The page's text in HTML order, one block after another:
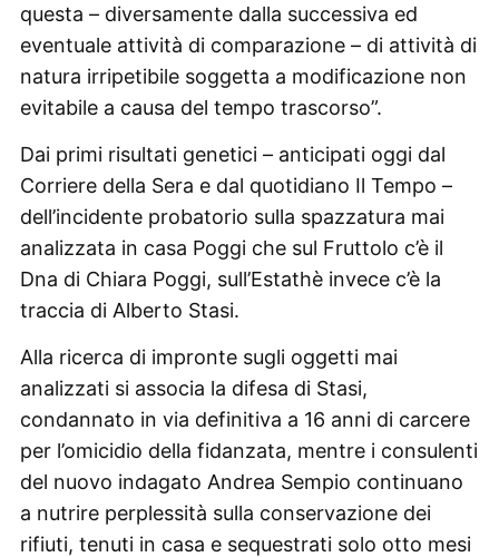
questa – diversamente dalla successiva ed
eventuale attività di comparazione – di attività di
natura irripetibile soggetta a modificazione non
evitabile a causa del tempo trascorso”.
Dai primi risultati genetici – anticipati oggi dal
Corriere della Sera e dal quotidiano Il Tempo –
dell’incidente probatorio sulla spazzatura mai
analizzata in casa Poggi che sul Fruttolo c’è il
Dna di Chiara Poggi, sull’Estathè invece c’è la
traccia di Alberto Stasi.
Alla ricerca di impronte sugli oggetti mai
analizzati si associa la difesa di Stasi,
condannato in via definitiva a 16 anni di carcere
per l’omicidio della fidanzata, mentre i consulenti
del nuovo indagato Andrea Sempio continuano
a nutrire perplessità sulla conservazione dei
rifiuti, tenuti in casa e sequestrati solo otto mesi